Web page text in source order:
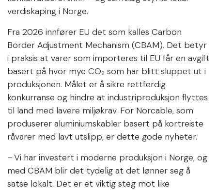
verdiskaping i Norge.
Fra 2026 innfører EU det som kalles Carbon
Border Adjustment Mechanism (CBAM). Det betyr
i praksis at varer som importeres til EU får en avgift
basert på hvor mye CO₂ som har blitt sluppet ut i
produksjonen. Målet er å sikre rettferdig
konkurranse og hindre at industriproduksjon flyttes
til land med lavere miljøkrav. For Norcable, som
produserer aluminiumskabler basert på kortreiste
råvarer med lavt utslipp, er dette gode nyheter.
– Vi har investert i moderne produksjon i Norge, og
med CBAM blir det tydelig at det lønner seg å
satse lokalt. Det er et viktig steg mot like